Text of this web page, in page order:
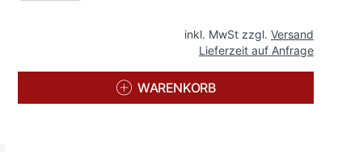
inkl. MwSt zzgl. Versand
Lieferzeit auf Anfrage
WARENKORB